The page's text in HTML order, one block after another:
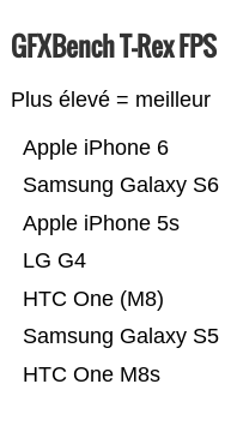
GFXBench T-Rex FPS
Plus élevé = meilleur
HTC One M8s
Samsung Galaxy S5
HTC One (M8)
LG G4
Apple iPhone 5s
Samsung Galaxy S6
Apple iPhone 6